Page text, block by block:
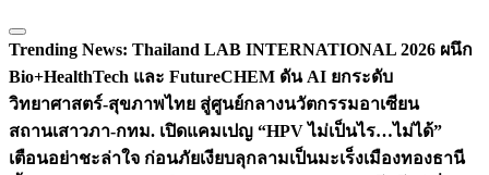
Trending News: Thailand LAB INTERNATIONAL 2026 ผนึก
Bio+HealthTech และ FutureCHEM ดัน AI ยกระดับ
วิทยาศาสตร์-สุขภาพไทย สู่ศูนย์กลางนวัตกรรมอาเซียน
สถานเสาวภา-กทม. เปิดแคมเปญ “HPV ไม่เป็นไร…ไม่ได้”
เตือนอย่าชะล่าใจ ก่อนภัยเงียบลุกลามเป็นมะเร็งเมืองทองธานี